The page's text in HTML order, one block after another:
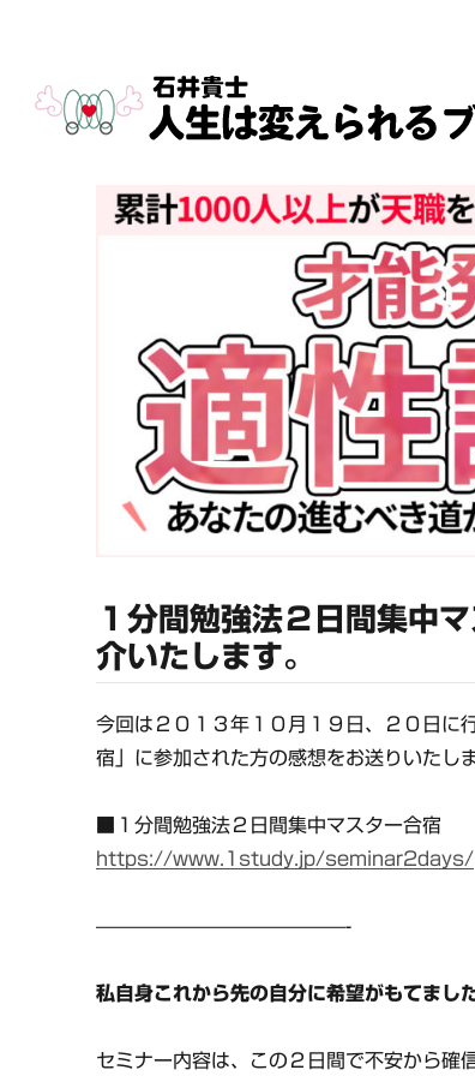
１分間勉強法２日間集中
介いたします。
今回は２０１３年１０月１９日、２０日に
宿」に参加された方の感想をお送りいたしま
■１分間勉強法２日間集中マスター合宿
https://www.1study.jp/seminar2days/
—————————————-
私自身これから先の自分に希望がもてました
セミナー内容は、この２日間で不安から確